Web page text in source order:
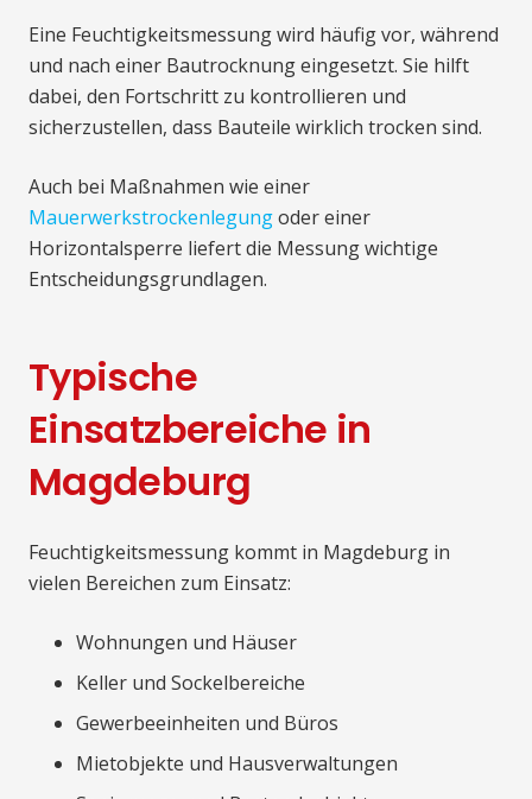
Eine Feuchtigkeitsmessung wird häufig vor, während
und nach einer Bautrocknung eingesetzt. Sie hilft
dabei, den Fortschritt zu kontrollieren und
sicherzustellen, dass Bauteile wirklich trocken sind.
Auch bei Maßnahmen wie einer
Mauerwerkstrockenlegungoder einer
Horizontalsperre liefert die Messung wichtige
Entscheidungsgrundlagen.
Typische
Einsatzbereiche in
Magdeburg
Feuchtigkeitsmessung kommt in Magdeburg in
vielen Bereichen zum Einsatz:
Wohnungen und Häuser
Keller und Sockelbereiche
Gewerbeeinheiten und Büros
Mietobjekte und Hausverwaltungen